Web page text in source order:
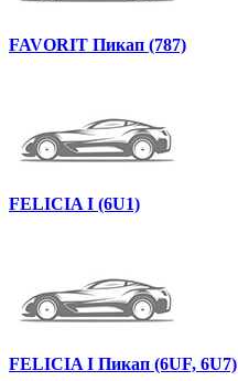
FAVORIT Пикап (787)
FELICIA I (6U1)
FELICIA I Пикап (6UF, 6U7)